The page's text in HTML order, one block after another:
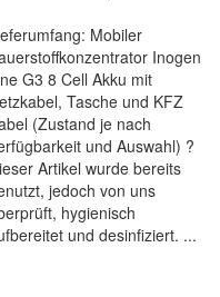
Mobiler
Inogen
G3 8 Cell Akku mit
Tasche und KFZ
(Zustand je nach
und Auswahl) ?
Artikel wurde bereits
jedoch von uns
hygienisch
und desinfiziert. ...